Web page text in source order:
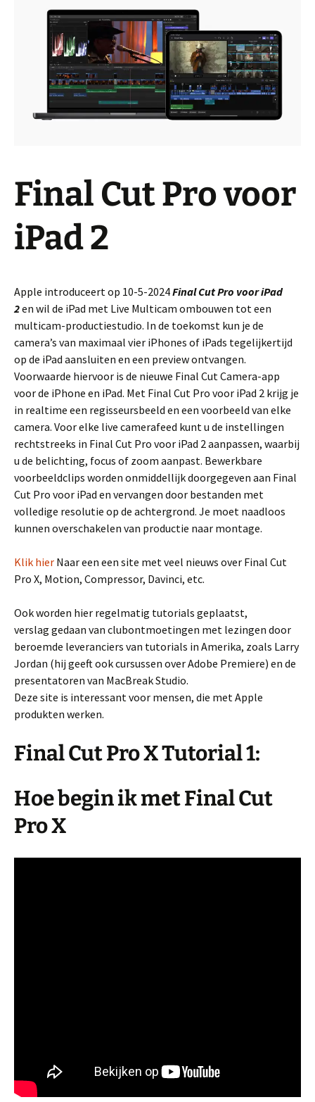
Final Cut Pro voor
iPad 2
Apple introduceert op 10-5-2024Final Cut Pro voor iPad
2en wil de iPad met Live Multicam ombouwen tot een
multicam-productiestudio. In de toekomst kun je de
camera’s van maximaal vier iPhones of iPads tegelijkertijd
op de iPad aansluiten en een preview ontvangen.
Voorwaarde hiervoor is de nieuwe Final Cut Camera-app
voor de iPhone en iPad. Met Final Cut Pro voor iPad 2 krijg je
in realtime een regisseursbeeld en een voorbeeld van elke
camera. Voor elke live camerafeed kunt u de instellingen
rechtstreeks in Final Cut Pro voor iPad 2 aanpassen, waarbij
u de belichting, focus of zoom aanpast. Bewerkbare
voorbeeldclips worden onmiddellijk doorgegeven aan Final
Cut Pro voor iPad en vervangen door bestanden met
volledige resolutie op de achtergrond. Je moet naadloos
kunnen overschakelen van productie naar montage.
Klik hier Naar een een site met veel nieuws over Final Cut
Pro X, Motion, Compressor, Davinci, etc.
Ook worden hier regelmatig tutorials geplaatst,
verslag gedaan van clubontmoetingen met lezingen door
beroemde leveranciers van tutorials in Amerika, zoals Larry
Jordan (hij geeft ook cursussen over Adobe Premiere) en de
presentatoren van MacBreak Studio.
Deze site is interessant voor mensen, die met Apple
produkten werken.
Final Cut Pro X Tutorial 1:
Hoe begin ik met Final Cut
Pro X